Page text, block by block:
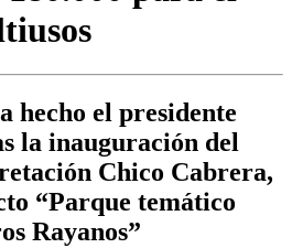
hecho el presidente
la inauguración del
Chico Cabrera,
“Parque temático
Rayanos”